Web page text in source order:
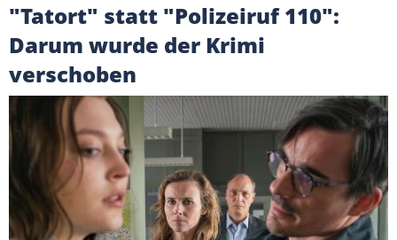
"Tatort" statt "Polizeiruf 110":
Darum wurde der Krimi
verschoben